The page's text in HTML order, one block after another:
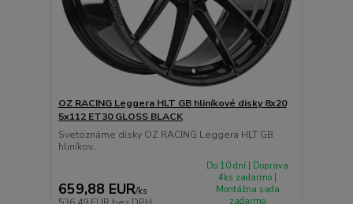
OZ RACING Leggera HLT GB hliníkové disky 8x20
5x112 ET30 GLOSS BLACK
Svetoznáme disky OZ RACING Leggera HLT GB
hliníkov...
659,88 EUR/ks
Do 10 dní | Doprava
4ks zadarmo |
Montážna sada
zadarmo